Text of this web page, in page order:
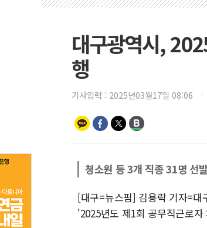
대구광역시,
행
기사입력 : 2025년03월17일 08:06
청소원 등 3개 직종 31명 선
[대구=뉴스핌] 김용락 기자=대
'2025년도 제1회 공무직근로